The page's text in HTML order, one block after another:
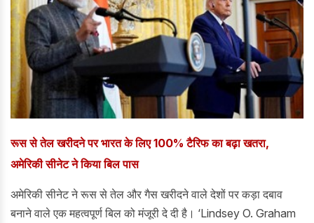
रूस से तेल खरीदने पर भारत के लिए 100% टैरिफ का बढ़ा खतरा,
अमेरिकी सीनेट ने किया बिल पास
अमेरिकी सीनेट ने रूस से तेल और गैस खरीदने वाले देशों पर कड़ा दबाव
बनाने वाले एक महत्वपूर्ण बिल को मंजूरी दे दी है। ‘Lindsey O. Graham